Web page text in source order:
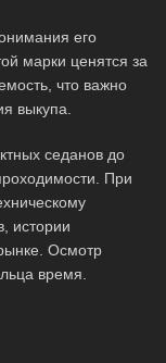
его
марки ценятся за
что важно
выкупа.
седанов до
При
истории
Осмотр
время.